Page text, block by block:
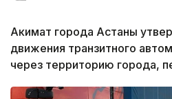
Акимат города Астаны
движения транзитного
через территорию города,